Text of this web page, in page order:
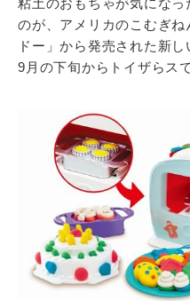
のが、アメリカのこむぎ
ドー」から発売された新
9月の下旬からトイザらス